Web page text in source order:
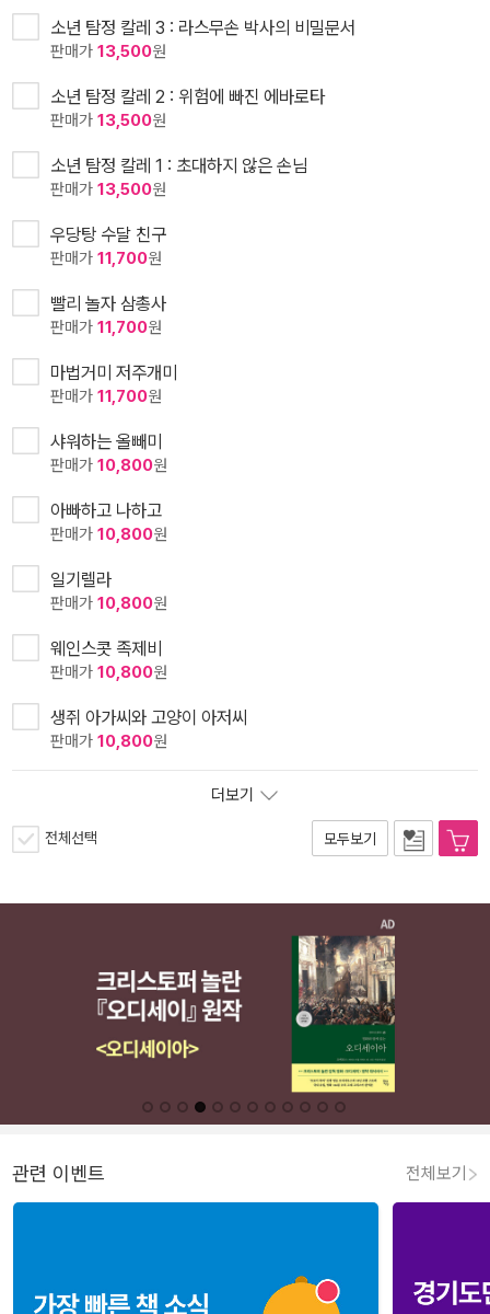
소년 탐정 칼레 3 : 라스무손 박사의 비밀문서
판매가 13,500원
소년 탐정 칼레 2 : 위험에 빠진 에바로타
판매가 13,500원
소년 탐정 칼레 1 : 초대하지 않은 손님
판매가 13,500원
우당탕 수달 친구
판매가 11,700원
빨리 놀자 삼총사
판매가 11,700원
마법거미 저주개미
판매가 11,700원
샤워하는 올빼미
판매가 10,800원
아빠하고 나하고
판매가 10,800원
일기렐라
판매가 10,800원
웨인스콧 족제비
판매가 10,800원
생쥐 아가씨와 고양이 아저씨
판매가 10,800원
더보기
전체선택 모두보기
관련 이벤트 전체보기